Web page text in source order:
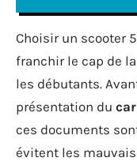
Choisir un scooter
franchir le cap de
les débutants.
présentation du
ces documents
évitent les